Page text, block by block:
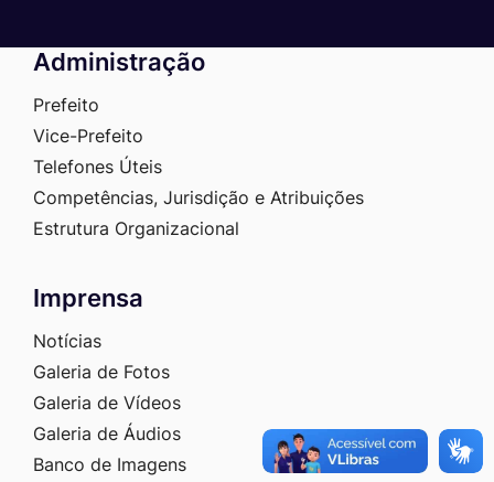
Administração
Prefeito
Vice-Prefeito
Telefones Úteis
Competências, Jurisdição e Atribuições
Estrutura Organizacional
Imprensa
Notícias
Galeria de Fotos
Galeria de Vídeos
Galeria de Áudios
Banco de Imagens